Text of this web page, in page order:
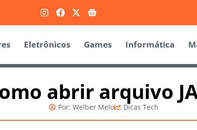
Eletrônicos Games Informática
abrir arquivo
Por: Welber Melo Dicas Tech